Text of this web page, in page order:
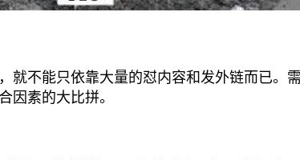
不能只依靠大量的怼内容和发外链而已。
因素的大比拼。